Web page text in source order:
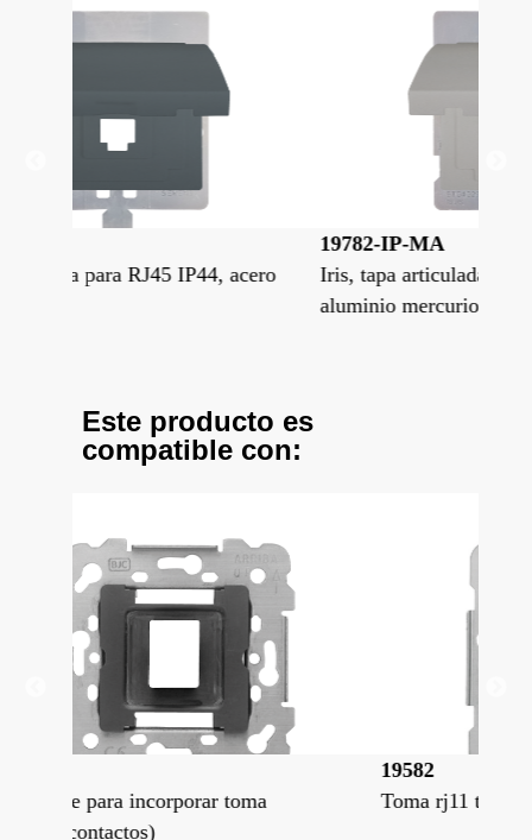
Iris, tapa articulada para RJ45 IP44,
Este producto es
compatible con:
Toma rj11 telefono (6 contactos)